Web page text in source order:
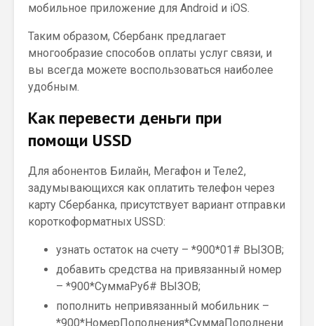
мобильное приложение для Android и iOS.
Таким образом, Сбербанк предлагает
многообразие способов оплаты услуг связи, и
вы всегда можете воспользоваться наиболее
удобным.
Как перевести деньги при
помощи USSD
Для абонентов Билайн, Мегафон и Теле2,
задумывающихся как оплатить телефон через
карту Сбербанка, присутствует вариант отправки
короткоформатных USSD:
узнать остаток на счету – *900*01# ВЫЗОВ;
добавить средства на привязанный номер
– *900*СуммаРуб# ВЫЗОВ;
пополнить непривязанный мобильник –
*900*НомерПополнения*СуммаПополнени